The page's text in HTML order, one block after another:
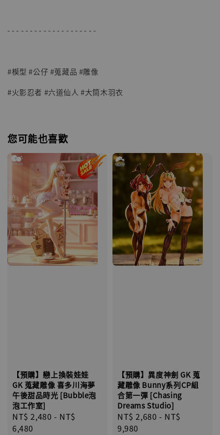
- - - - - - - - - - - - - - - - - - - -
#模型 #公仔 #蒐藏品 #雕像
#火影忍者 #六道仙人 #大筒木羽衣
您可能也喜歡
【預購】戀上換裝娃娃
GK 蒐藏雕像 喜多川海夢
午後甜品時光 [Bubble泡
泡工作室]
Regular
price
NT$ 2,480 - NT$
6,480
【預購】異度神劍 GK 蒐
藏雕像 Bunny系列CP組
合第一彈 [Chasing
Dreams Studio]
Regular
price
NT$ 2,680 - NT$
9,980